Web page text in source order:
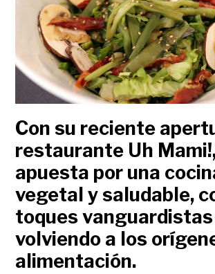
Con su reciente
restaurante Uh
apuesta por una
vegetal y saludable,
toques vanguardistas
volviendo a los
alimentación.